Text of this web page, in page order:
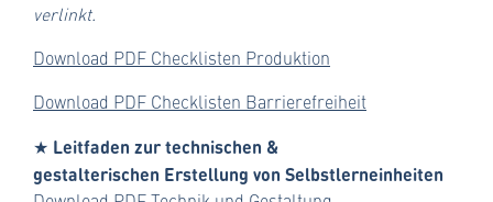
verlinkt.
Download PDF Checklisten Produktion
Download PDF Checklisten Barrierefreiheit
★ Leitfaden zur technischen &
gestalterischen Erstellung von Selbstlerneinheiten